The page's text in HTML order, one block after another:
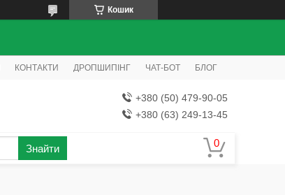
Кошик
КОНТАКТИ ДРОПШИПІНГ ЧАТ-БОТ БЛОГ
+380 (50) 479-90-05
+380 (63) 249-13-45
Знайти